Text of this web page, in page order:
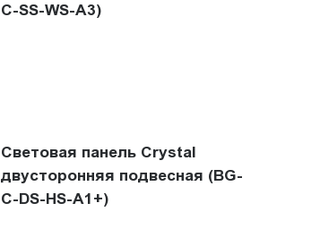
C-SS-WS-A3)
Световая панель Crystal
двусторонняя подвесная (BG-
C-DS-HS-A1+)